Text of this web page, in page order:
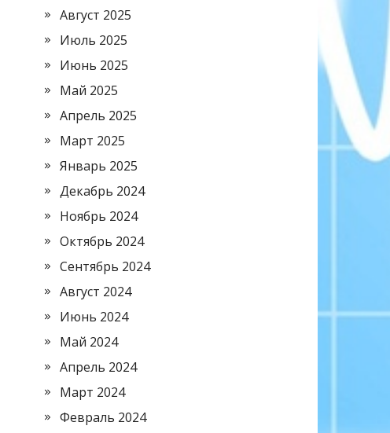
Август 2025
Июль 2025
Июнь 2025
Май 2025
Апрель 2025
Март 2025
Январь 2025
Декабрь 2024
Ноябрь 2024
Октябрь 2024
Сентябрь 2024
Август 2024
Июнь 2024
Май 2024
Апрель 2024
Март 2024
Февраль 2024